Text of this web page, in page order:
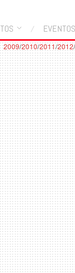
EVENTOS
2009/2010/2011/2012/